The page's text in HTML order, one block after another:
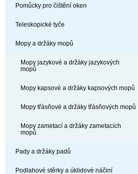
Pomůcky pro čištění oken
Teleskopické tyče
Mopy a držáky mopů
Mopy jazykové a držáky jazykových
mopů
Mopy kapsové a držáky kapsových mopů
Mopy třásňové a držáky třásňových mopů
Mopy zametací a držáky zametacích
mopů
Pady a držáky padů
Podlahové stěrky a úklidové náčiní